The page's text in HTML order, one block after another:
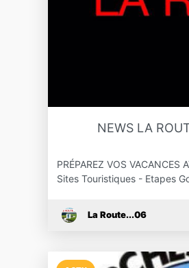
NEWS LA
PRÉPAREZ VOS
Sites Touristiques - Etapes
La Route...06